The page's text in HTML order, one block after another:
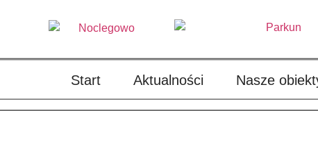
Start Aktualności Nasze